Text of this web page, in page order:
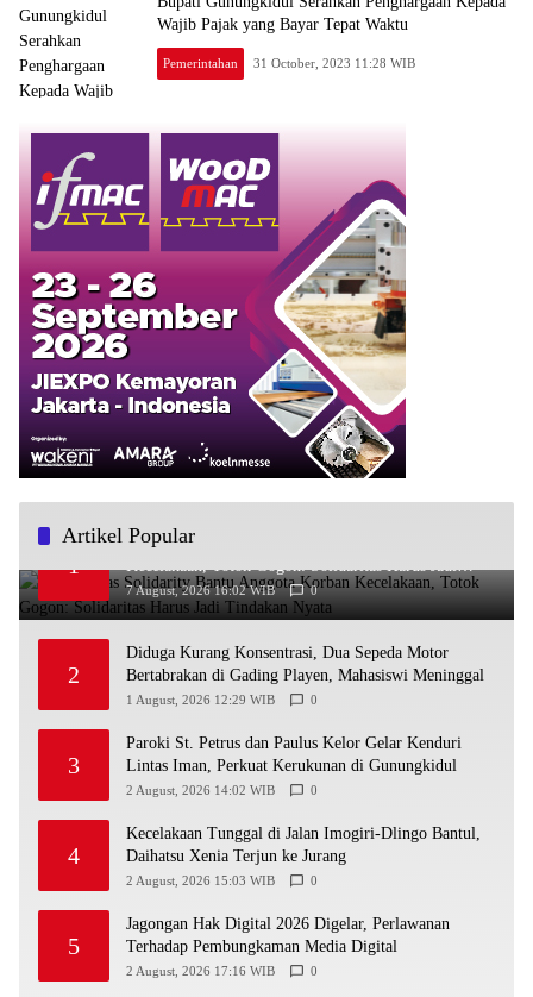
Wajib Pajak yang Bayar Tepat Waktu
Pemerintahan 31 October, 2023 11:28 WIB
Artikel Popular
1
Ra’Nggagas Solidarity Bantu Anggota Korban
Kecelakaan, Totok Gogon: Solidaritas Harus Jadi
Tindakan Nyata
7 August, 2026 16:02 WIB 0
2
Diduga Kurang Konsentrasi, Dua Sepeda Motor
Bertabrakan di Gading Playen, Mahasiswi Meninggal
1 August, 2026 12:29 WIB 0
3
Paroki St. Petrus dan Paulus Kelor Gelar Kenduri
Lintas Iman, Perkuat Kerukunan di Gunungkidul
2 August, 2026 14:02 WIB 0
4
Kecelakaan Tunggal di Jalan Imogiri-Dlingo Bantul,
Daihatsu Xenia Terjun ke Jurang
2 August, 2026 15:03 WIB 0
5
Jagongan Hak Digital 2026 Digelar, Perlawanan
Terhadap Pembungkaman Media Digital
2 August, 2026 17:16 WIB 0